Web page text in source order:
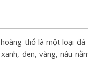
thổ là một loại đá
đen, vàng, nâu